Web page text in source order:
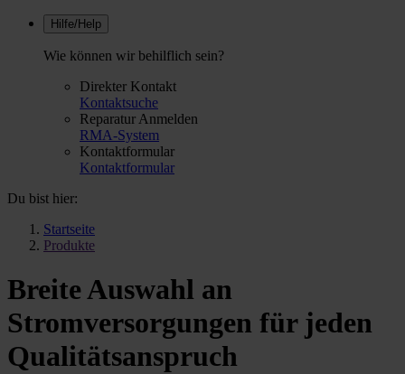
Hilfe/Help
Wie können wir behilflich sein?
Direkter Kontakt
Kontaktsuche
Reparatur Anmelden
RMA-System
Kontaktformular
Kontaktformular
Du bist hier:
Startseite
Produkte
Breite Auswahl an
Stromversorgungen für jeden
Qualitätsanspruch